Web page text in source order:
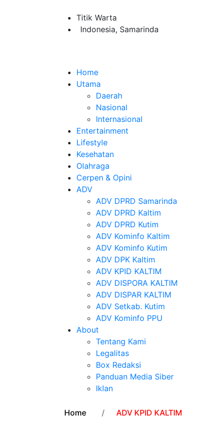
Titik Warta
Indonesia, Samarinda
Home
Utama
Daerah
Nasional
Internasional
Entertainment
Lifestyle
Kesehatan
Olahraga
Cerpen & Opini
ADV
ADV DPRD Samarinda
ADV DPRD Kaltim
ADV DPRD Kutim
ADV Kominfo Kaltim
ADV Kominfo Kutim
ADV DPK Kaltim
ADV KPID KALTIM
ADV DISPORA KALTIM
ADV DISPAR KALTIM
ADV Setkab. Kutim
ADV Kominfo PPU
About
Tentang Kami
Legalitas
Box Redaksi
Panduan Media Siber
Iklan
Home ADV KPID KALTIM